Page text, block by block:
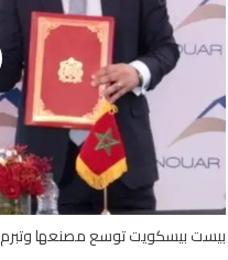
بيست بيسكويت توسع مصنعها وتبرم